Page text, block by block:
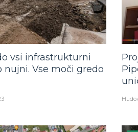
vsi infrastrukturni
nujni. Vse moči gredo